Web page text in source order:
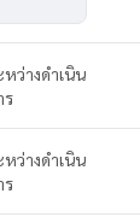
หว่างดำเนิน
ร
หว่างดำเนิน
ร